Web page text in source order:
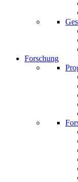
Forschung